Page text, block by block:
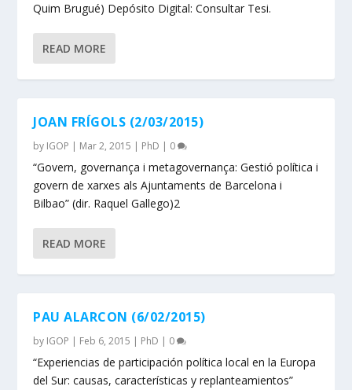
Quim Brugué) Depósito Digital: Consultar Tesi.
READ MORE
JOAN FRÍGOLS (2/03/2015)
by IGOP | Mar 2, 2015 | PhD | 0
“Govern, governança i metagovernança: Gestió política i
govern de xarxes als Ajuntaments de Barcelona i
Bilbao” (dir. Raquel Gallego)2
READ MORE
PAU ALARCON (6/02/2015)
by IGOP | Feb 6, 2015 | PhD | 0
“Experiencias de participación política local en la Europa
del Sur: causas, características y replanteamientos”